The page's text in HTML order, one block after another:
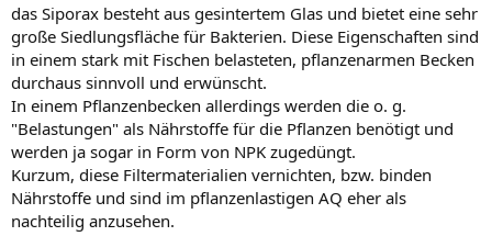
das Siporax besteht aus gesintertem Glas und bietet eine sehr
große Siedlungsfläche für Bakterien. Diese Eigenschaften sind
in einem stark mit Fischen belasteten, pflanzenarmen Becken
durchaus sinnvoll und erwünscht.
In einem Pflanzenbecken allerdings werden die o. g.
"Belastungen" als Nährstoffe für die Pflanzen benötigt und
werden ja sogar in Form von NPK zugedüngt.
Kurzum, diese Filtermaterialien vernichten, bzw. binden
Nährstoffe und sind im pflanzenlastigen AQ eher als
nachteilig anzusehen.